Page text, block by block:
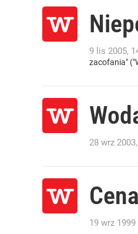
9 lis 2005,
zacofania"
28 wrz 2003,
19 wrz 1999